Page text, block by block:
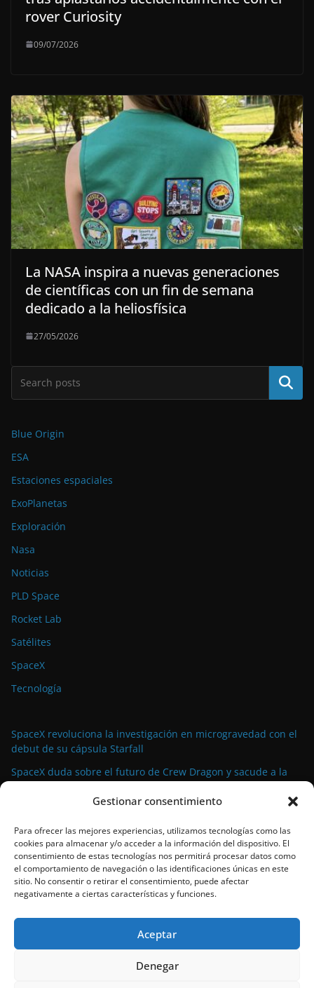
Gestionar consentimiento
Para ofrecer las mejores experiencias, utilizamos tecnologías como las
cookies para almacenar y/o acceder a la información del dispositivo. El
consentimiento de estas tecnologías nos permitirá procesar datos como
el comportamiento de navegación o las identificaciones únicas en este
sitio. No consentir o retirar el consentimiento, puede afectar
negativamente a ciertas características y funciones.
Aceptar
Denegar
rover Curiosity
09/07/2026
La NASA inspira a nuevas generaciones
de científicas con un fin de semana
dedicado a la heliosfísica
27/05/2026
Buscar
Blue Origin
ESA
Estaciones espaciales
ExoPlanetas
Exploración
Nasa
Noticias
PLD Space
Rocket Lab
Satélites
SpaceX
Tecnología
SpaceX revoluciona la investigación en microgravedad con el
debut de su cápsula Starfall
SpaceX duda sobre el futuro de Crew Dragon y sacude a la
La demanda militar impulsa el auge de la propulsión
El propulsor Rubicon Velox 5N: tecnología de vanguardia para
satélites pequeños lista para el espacio
SpaceX bate su propio récord con el 90º lanzamiento de
Falcon 9 en 2024